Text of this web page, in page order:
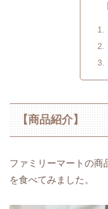
【商品紹介】
ファミリーマートの商
を食べてみました。